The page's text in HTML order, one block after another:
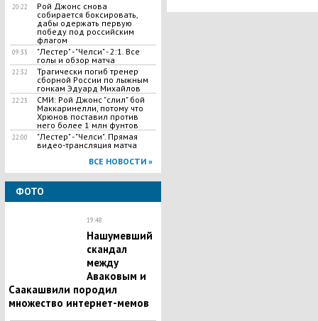
20:22
Рой Джонс снова
собирается боксировать,
дабы одержать первую
победу под российским
флагом
09:33
"Лестер" - "Челси" - 2:1. Все
голы и обзор матча
22:32
Трагически погиб тренер
сборной России по лыжным
гонкам Эдуард Михайлов
22:23
СМИ: Рой Джонс "слил" бой
Маккаринелли, потому что
Хрюнов поставил против
него более 1 млн фунтов
22:00
"Лестер" - "Челси". Прямая
видео-трансляция матча
ВСЕ НОВОСТИ »
ФОТО
19:48
Нашумевший
скандал
между
Аваковым и
Саакашвили породил
множество интернет-мемов